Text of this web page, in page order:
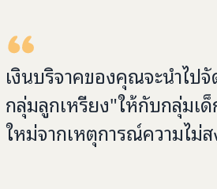
เงินบริจาคของคุณจะนำไป
กลุ่มลูกเหรียง"ให้กับกลุ่มเ
ใหม่จากเหตุการณ์ความไม่